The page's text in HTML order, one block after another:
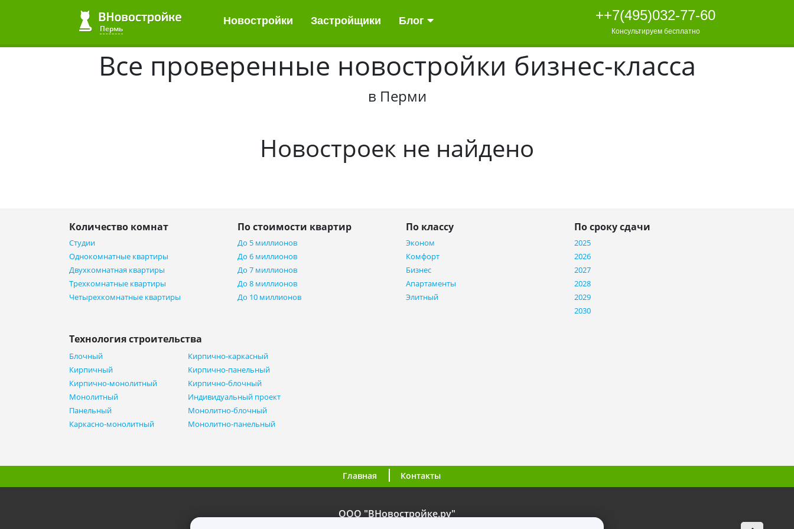
Пермь
Новостройки Застройщики Блог ++7(495)032-77-60
Консультируем бесплатно
Все проверенные новостройки бизнес-класса
в Перми
Новостроек не найдено
Количество комнат
Студии
Однокомнатные квартиры
Двухкомнатная квартиры
Трехкомнатные квартиры
Четырехкомнатные квартиры
По стоимости квартир
До 5 миллионов
До 6 миллионов
До 7 миллионов
До 8 миллионов
До 10 миллионов
По классу
Эконом
Комфорт
Бизнес
Апартаменты
Элитный
По сроку сдачи
2025
2026
2027
2028
2029
2030
Технология строительства
Блочный
Кирпичный
Кирпично-монолитный
Монолитный
Панельный
Каркасно-монолитный
Кирпично-каркасный
Кирпично-панельный
Кирпично-блочный
Индивидуальный проект
Монолитно-блочный
Монолитно-панельный
Главная Контакты
ООО "ВНовостройке.ру"